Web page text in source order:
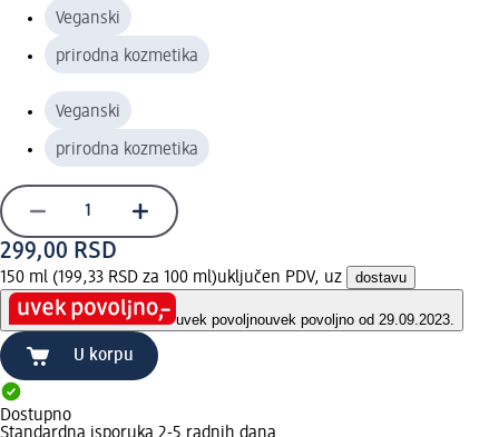
Veganski
prirodna kozmetika
Veganski
prirodna kozmetika
299,00 RSD
150 ml (199,33 RSD za 100 ml)uključen PDV, uz dostavu
uvek povoljnouvek povoljno od 29.09.2023.
U korpu
Dostupno